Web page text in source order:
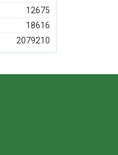
12675
18616
2079210